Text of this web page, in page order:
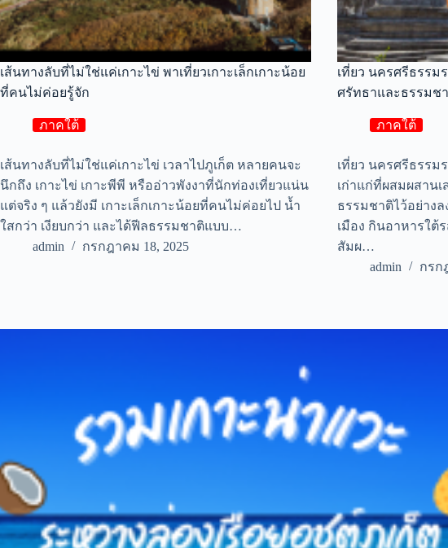
เส้นทางลับที่ไม่ใช่แค่เกาะไข่ พาเที่ยวเกาะเล็กเกาะน้อย
ที่คนไม่ค่อยรู้จัก
ภาคใต้
เส้นทางลับที่ไม่ใช่แค่เกาะไข่ เวลาไปภูเก็ต หลายคนจะ
นึกถึง เกาะไข่ เกาะพีพี หรืออ่าวพังงาที่นักท่องเที่ยวแน่น
แต่จริง ๆ แล้วยังมี เกาะเล็กเกาะน้อยที่คนไม่ค่อยไป น้ำ
ใสกว่า เงียบกว่า และได้ฟีลธรรมชาติแบบ…
admin
กรกฎาคม 18, 2025
เที่ยว นครศรีธรรม
ศรัทธาและธรรมช
ภาคใต้
เที่ยว นครศรีธรรม
เก่าแก่ที่ผสมผสาน
ธรรมชาติไว้อย่าง
เมือง กินอาหารใต้
สัมผ…
admin
กรก